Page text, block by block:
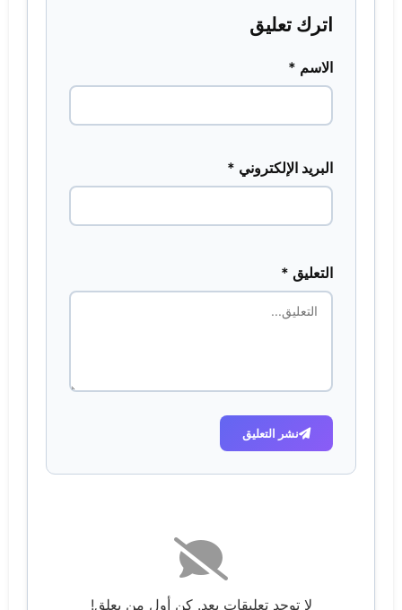
اترك تعليق
الاسم *
البريد الإلكتروني *
التعليق *
نشر التعليق
لا توجد تعليقات بعد. كن أول من يعلق!